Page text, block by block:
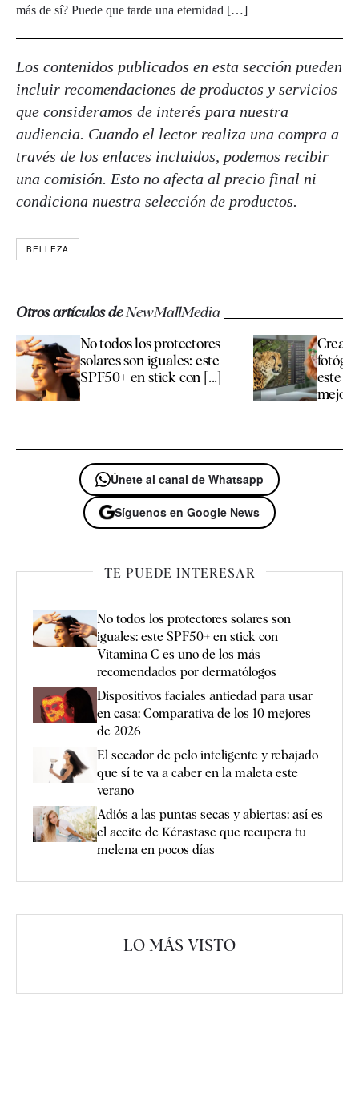
más de sí? Puede que tarde una eternidad […]
Los contenidos publicados en esta sección pueden
incluir recomendaciones de productos y servicios
que consideramos de interés para nuestra
audiencia. Cuando el lector realiza una compra a
través de los enlaces incluidos, podemos recibir
una comisión. Esto no afecta al precio final ni
condiciona nuestra selección de productos.
BELLEZA
Otros artículos deNewMallMedia
No todos los protectores
solares son iguales: este
SPF50+ en stick con [...]
este
mejor
Únete al canal de Whatsapp
Síguenos en Google News
TE PUEDE INTERESAR
No todos los protectores solares son
iguales: este SPF50+ en stick con
Vitamina C es uno de los más
recomendados por dermatólogos
Dispositivos faciales antiedad para usar
en casa: Comparativa de los 10 mejores
de 2026
El secador de pelo inteligente y rebajado
que sí te va a caber en la maleta este
verano
Adiós a las puntas secas y abiertas: así es
el aceite de Kérastase que recupera tu
melena en pocos días
LO MÁS VISTO